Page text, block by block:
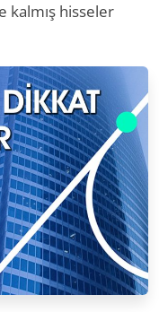
kalmış hisseler